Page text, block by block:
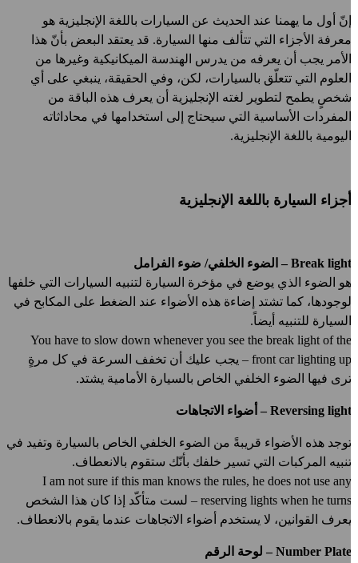
إنّ أول ما يهمنا عند الحديث عن السيارات باللغة الإنجليزية هو
معرفة الأجزاء التي تتألف منها السيارة. قد يعتقد البعض بأنّ هذا
الأمر يجب أن يعرفه من يدرس الهندسة الميكانيكية وغيرها من
العلوم التي تتعلّق بالسيارات، لكن، وفي الحقيقة، ينبغي على أي
شخصٍ يطمح لتطوير لغته الإنجليزية أن يعرف هذه الباقة من
المفردات الأساسية التي سيحتاج إلى استخدامها في محاداثاته
اليومية باللغة الإنجليزية.
أجزاء السيارة باللغة الإنجليزية
Break light – الضوء الخلفي/ ضوء الفرامل
هو الضوء الذي يوضع في مؤخرة السيارة لتنبيه السيارات التي خلفها
لوجودها، كما تشتد إضاءة هذه الأضواء عند الضغط على المكابح في
السيارة للتنبيه أيضاً.
You have to slow down whenever you see the break light of the
front car lighting up – يجب عليك أن تخفف السرعة في كل مرةٍ
ترى فيها الضوء الخلفي الخاص بالسيارة الأمامية يشتد.
Reversing light – أضواء الاتجاهات
توجد هذه الأضواء قريبةً من الضوء الخلفي الخاص بالسيارة وتفيد في
تنبيه المركبات التي تسير خلفك بأنّك ستقوم بالانعطاف.
I am not sure if this man knows the rules, he does not use any
reserving lights when he turns – لست متأكّد إذا كان هذا الشخص
يعرف القوانين، لا يستخدم أضواء الاتجاهات عندما يقوم بالانعطاف.
Number Plate – لوحة الرقم